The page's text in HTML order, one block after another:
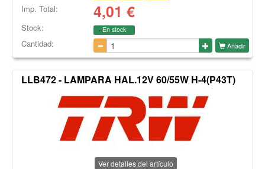
Imp. Total: 4,01 €
Stock: En stock
Cantidad: Añadir
LLB472 - LAMPARA HAL.12V 60/55W H-4(P43T)
Ver detalles del artículo